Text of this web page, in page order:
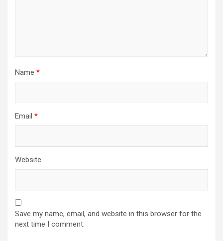
Name *
Email *
Website
Save my name, email, and website in this browser for the
next time I comment.